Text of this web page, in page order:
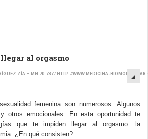
al orgasmo
ZÍA – MN 70.787 / HTTP://WWW.MEDICINA-
femenina son numerosos. Algunos
otros emocionales. En esta oportunidad te
que te impiden llegar al orgasmo: la
¿En qué consisten?